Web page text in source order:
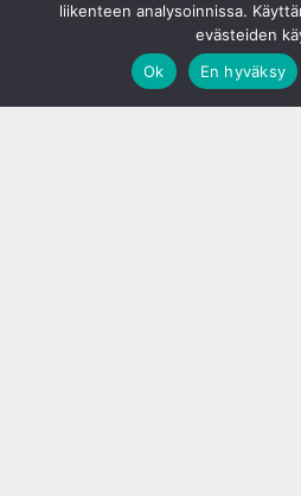
liikenteen analysoinnissa.
evästeiden
Ok
En hyväksy